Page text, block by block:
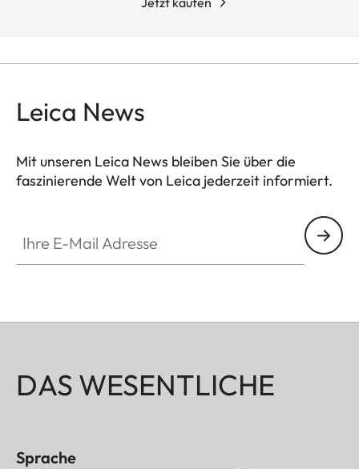
Leica News
Mit unseren Leica News bleiben Sie über die
faszinierende Welt von Leica jederzeit informiert.
DAS WESENTLICHE
Sprache